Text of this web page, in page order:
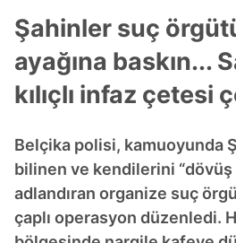
Şahinler suç
ayağına baskın...
kılıçlı infaz çetesi
Belçika polisi, kamuoyunda
bilinen ve kendilerini
adlandıran organize suç
çaplı operasyon düzenledi.